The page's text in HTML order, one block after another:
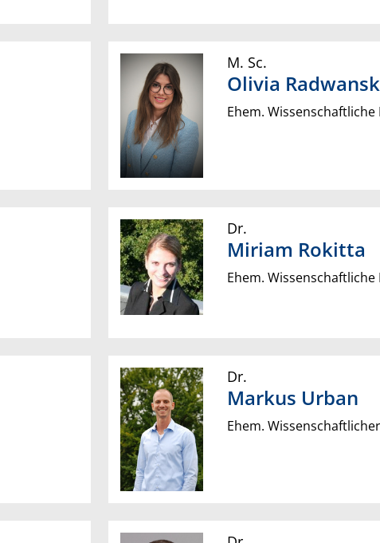
M. Sc.
Olivia
Ehem.
Dr.
Miriam Rokitta
Ehem.
Dr.
Markus Urban
Ehem.